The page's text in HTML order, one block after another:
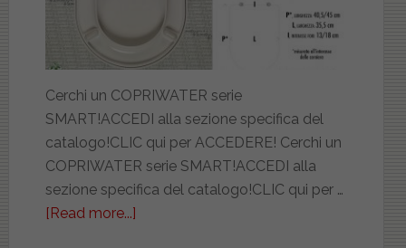
Cerchi un COPRIWATER serie
SMART!ACCEDI alla sezione specifica del
catalogo!CLIC qui per ACCEDERE! Cerchi un
COPRIWATER serie SMART!ACCEDI alla
sezione specifica del catalogo!CLIC qui per …
[Read more...]